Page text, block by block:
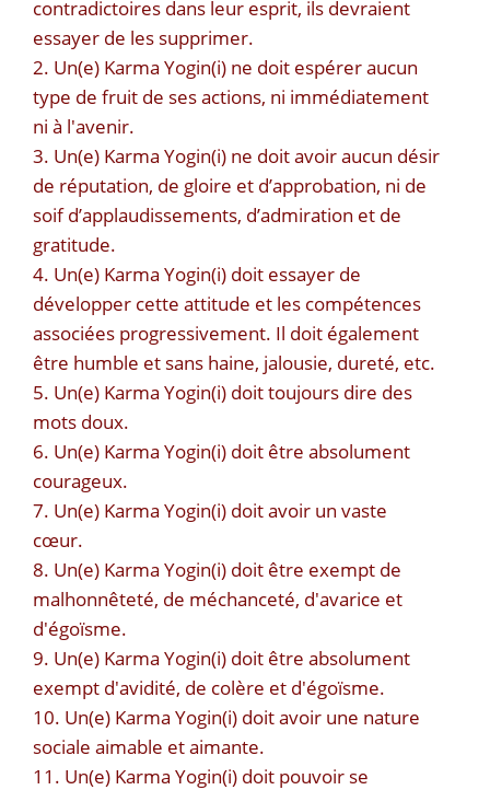
contradictoires dans leur esprit, ils devraient
essayer de les supprimer.
2. Un(e) Karma Yogin(i) ne doit espérer aucun
type de fruit de ses actions, ni immédiatement
ni à l'avenir.
3. Un(e) Karma Yogin(i) ne doit avoir aucun désir
de réputation, de gloire et d’approbation, ni de
soif d’applaudissements, d’admiration et de
gratitude.
4. Un(e) Karma Yogin(i) doit essayer de
développer cette attitude et les compétences
associées progressivement. Il doit également
être humble et sans haine, jalousie, dureté, etc.
5. Un(e) Karma Yogin(i) doit toujours dire des
mots doux.
6. Un(e) Karma Yogin(i) doit être absolument
courageux.
7. Un(e) Karma Yogin(i) doit avoir un vaste
cœur.
8. Un(e) Karma Yogin(i) doit être exempt de
malhonnêteté, de méchanceté, d'avarice et
d'égoïsme.
9. Un(e) Karma Yogin(i) doit être absolument
exempt d'avidité, de colère et d'égoïsme.
10. Un(e) Karma Yogin(i) doit avoir une nature
sociale aimable et aimante.
11. Un(e) Karma Yogin(i) doit pouvoir se